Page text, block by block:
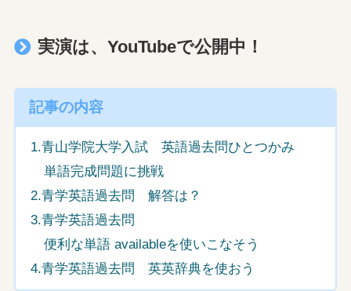
実演は、YouTubeで公開中！
記事の内容
1.青山学院大学入試 英語過去問ひとつかみ
単語完成問題に挑戦
2.青学英語過去問 解答は？
3.青学英語過去問
便利な単語 availableを使いこなそう
4.青学英語過去問 英英辞典を使おう